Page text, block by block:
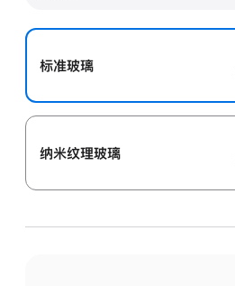
标准玻璃
纳米纹理玻璃